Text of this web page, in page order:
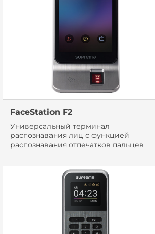
FaceStation F2
Универсальный терминал
распознавания лиц с функцией
распознавания отпечатков пальцев